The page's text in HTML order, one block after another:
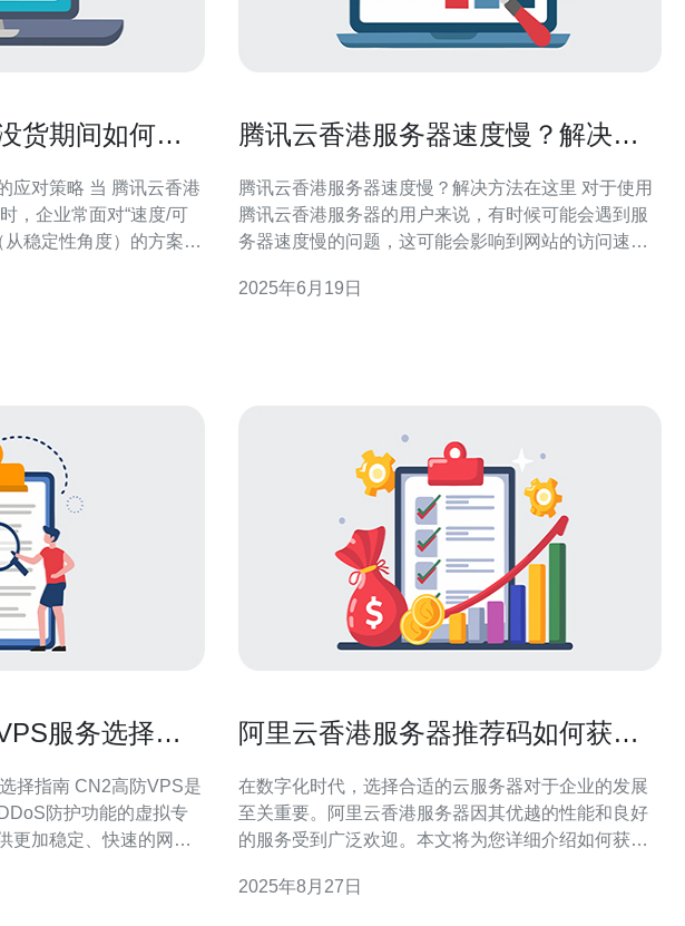
货期间如何利
应对策略 当 腾讯云香港
，企业常面对“速度/可
从稳定性角度）的方案是
用 混合云 把腾讯云香港
腾讯云香港服务器速度慢？解决方
腾讯云香港服务器速度慢？解决方法在这里 对于使用
腾讯云香港服务器的用户来说，有时候可能会遇到服
务器速度慢的问题，这可能会影响到网站的访问速度
香港服务器的速度。 首先，可以尝试优化网络设置来
2025年6月19日
服务选择指
高防VPS是
防护功能的虚拟专
更加稳定、快速的网络
东南亚地区，具有较低
阿里云香港服务器推荐码如何获取
在数字化时代，选择合适的云服务器对于企业的发展
至关重要。阿里云香港服务器因其优越的性能和良好
的服务受到广泛欢迎。本文将为您详细介绍如何获取
享受更多优惠。 阿里云香港服务器推荐码是什么？ 阿
2025年8月27日